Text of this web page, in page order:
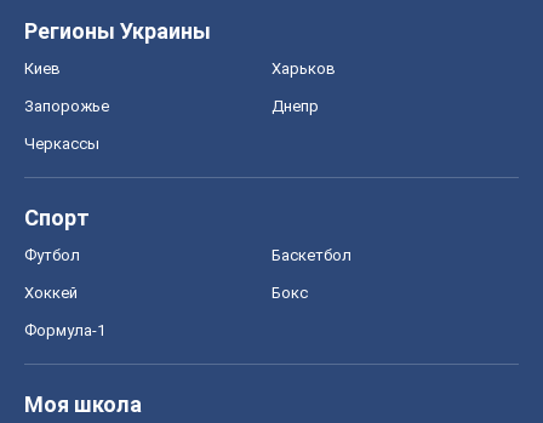
Регионы Украины
Киев Харьков
Запорожье Днепр
Черкассы
Спорт
Футбол Баскетбол
Хоккей Бокс
Формула-1
Моя школа